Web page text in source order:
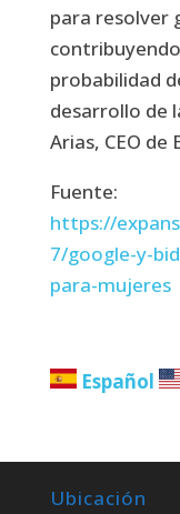
para resolver
probabilidad
desarrollo de
Arias, CEO de
Fuente:
https://
7/google-y-
para-mujeres
Español
Ubicación